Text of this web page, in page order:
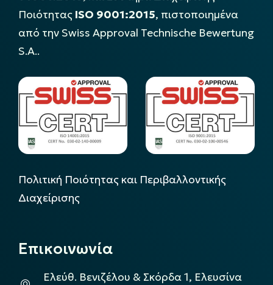
Ποιότητας ISO 9001:2015, πιστοποιημένα
από την Swiss Approval Technische Bewertung
S.A..
Πολιτική Ποιότητας και Περιβαλλοντικής
Διαχείρισης
Επικοινωνία
Ελεύθ. Βενιζέλου & Σκόρδα 1, Ελευσίνα